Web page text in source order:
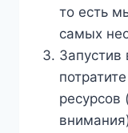
то есть
самых
Запустив
ресурсов